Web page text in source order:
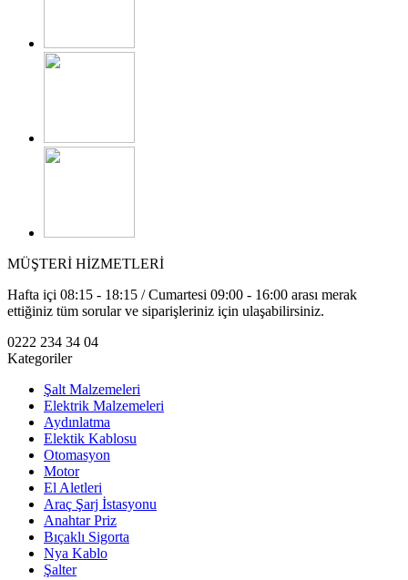
MÜŞTERİ HİZMETLERİ
Hafta içi 08:15 - 18:15 / Cumartesi 09:00 - 16:00 arası merak
ettiğiniz tüm sorular ve siparişleriniz için ulaşabilirsiniz.
0222 234 34 04
Kategoriler
Şalt Malzemeleri
Elektrik Malzemeleri
Aydınlatma
Elektik Kablosu
Otomasyon
Motor
El Aletleri
Araç Şarj İstasyonu
Anahtar Priz
Bıçaklı Sigorta
Nya Kablo
Şalter